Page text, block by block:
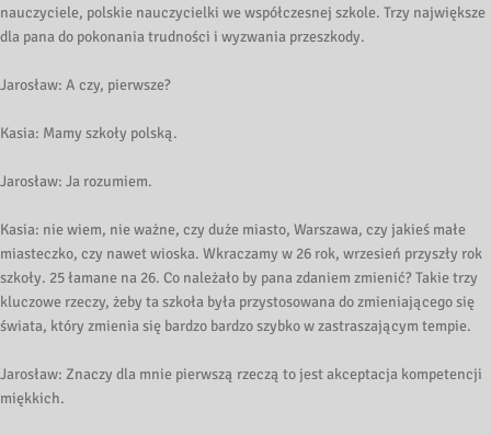
nauczyciele, polskie nauczycielki we współczesnej szkole. Trzy największe
dla pana do pokonania trudności i wyzwania przeszkody.
Jarosław: A czy, pierwsze?
Kasia: Mamy szkoły polską.
Jarosław: Ja rozumiem.
Kasia: nie wiem, nie ważne, czy duże miasto, Warszawa, czy jakieś małe
miasteczko, czy nawet wioska. Wkraczamy w 26 rok, wrzesień przyszły rok
szkoły. 25 łamane na 26. Co należało by pana zdaniem zmienić? Takie trzy
kluczowe rzeczy, żeby ta szkoła była przystosowana do zmieniającego się
świata, który zmienia się bardzo bardzo szybko w zastraszającym tempie.
Jarosław: Znaczy dla mnie pierwszą rzeczą to jest akceptacja kompetencji
miękkich.